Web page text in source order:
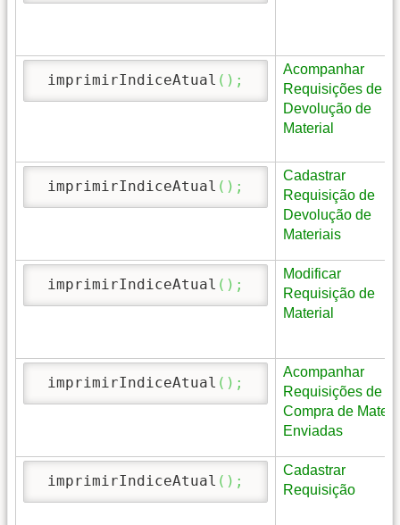
imprimirIndiceAtual ( ) ;
Acompanhar
Requisições de
Devolução de
Material
imprimirIndiceAtual ( ) ;
Cadastrar
Requisição de
Devolução de
Materiais
imprimirIndiceAtual ( ) ;
Modificar
Requisição de
Material
imprimirIndiceAtual ( ) ;
Acompanhar
Requisições de
Compra de
Enviadas
imprimirIndiceAtual ( ) ;
Cadastrar
Requisição